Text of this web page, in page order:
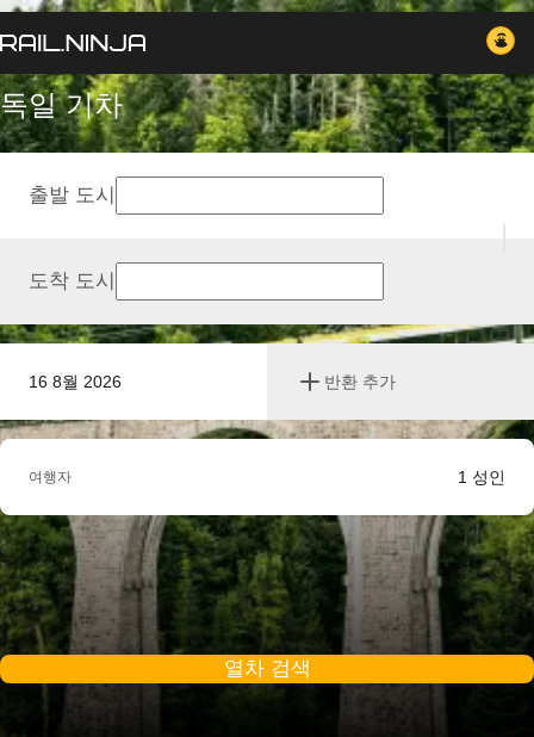
독일 기차
16 8월 2026 반환 추가
출발 도시
도착 도시
여행자 1 성인
열차 검색